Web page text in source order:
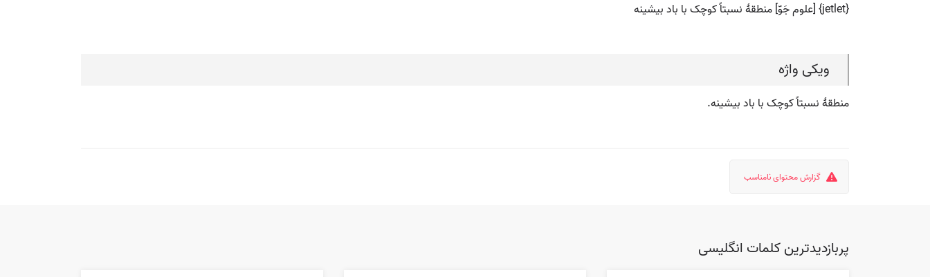
{jetlet} [علوم جَوّ] منطقۀ نسبتاً کوچک با باد بیشینه
ویکی واژه
منطقۀ نسبتاً کوچک با باد بیشینه.
گزارش محتوای نامناسب
پربازدیدترین کلمات انگلیسی